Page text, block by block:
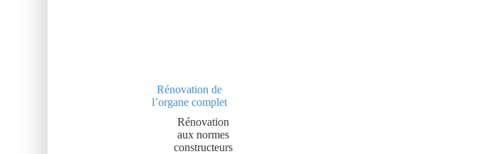
Rénovation de
l’organe complet
Rénovation
aux normes
constructeurs